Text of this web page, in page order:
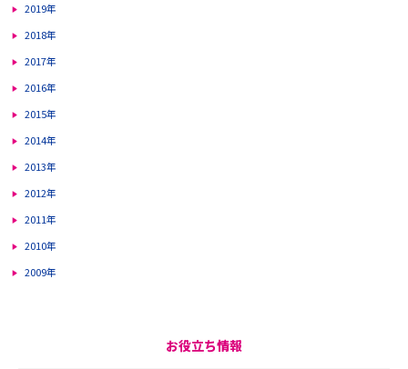
2019年
2018年
2017年
2016年
2015年
2014年
2013年
2012年
2011年
2010年
2009年
お役立ち情報